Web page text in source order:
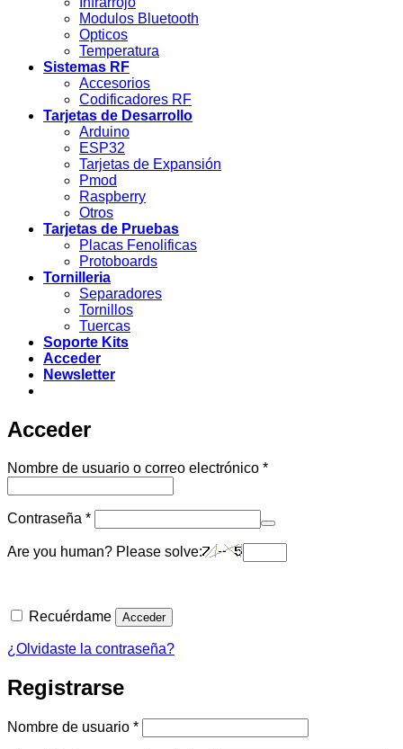
Modulos Bluetooth
Opticos
Temperatura
Sistemas RF
Accesorios
Codificadores RF
Tarjetas de Desarrollo
Arduino
ESP32
Tarjetas de Expansión
Pmod
Raspberry
Otros
Tarjetas de Pruebas
Placas Fenolificas
Protoboards
Tornilleria
Separadores
Tornillos
Tuercas
Soporte Kits
Acceder
Newsletter
Acceder
Nombre de usuario o correo electrónico *Obligatorio
Contraseña *Obligatorio
Are you human? Please solve:
Recuérdame Acceder
¿Olvidaste la contraseña?
Registrarse
Nombre de usuario *Obligatorio